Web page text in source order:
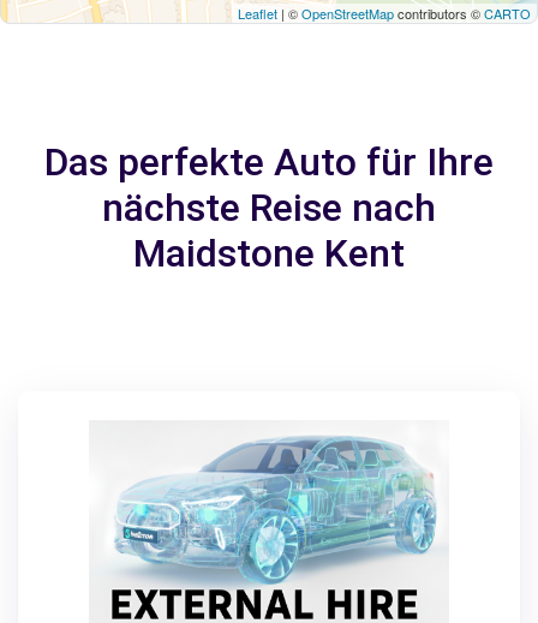
Leaflet | ©OpenStreetMapcontributors ©CARTO
Das perfekte Auto für Ihre
nächste Reise nach
Maidstone Kent